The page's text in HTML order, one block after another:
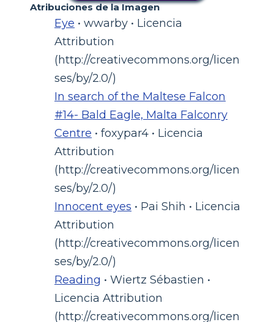
Atribuciones de la Imagen
Eye • wwarby • Licencia
Attribution
(http://creativecommons.org/licen
ses/by/2.0/)
In search of the Maltese Falcon
#14- Bald Eagle, Malta Falconry
Centre • foxypar4 • Licencia
Attribution
(http://creativecommons.org/licen
ses/by/2.0/)
Innocent eyes • Pai Shih • Licencia
Attribution
(http://creativecommons.org/licen
ses/by/2.0/)
Reading • Wiertz Sébastien •
Licencia Attribution
(http://creativecommons.org/licen